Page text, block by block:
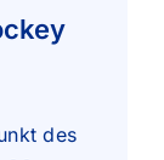
des